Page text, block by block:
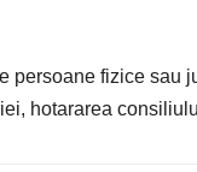
persoane fizice sau
hotararea